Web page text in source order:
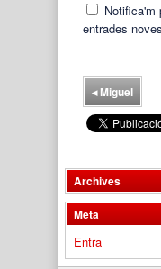
Notifica'm
entrades
◂Miguel
Archives
Meta
Entra